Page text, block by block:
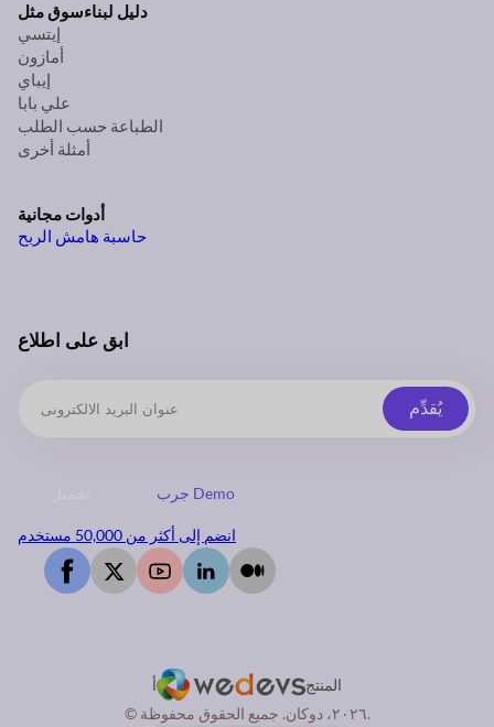
دليل لبناءسوق مثل
إيتسي
أمازون
إيباي
علي بابا
الطباعة حسب الطلب
أمثلة أخرى
أدوات مجانية
حاسبة هامش الربح
ابق على اطلاع
يُقدِّم
جرب Demo
انضم إلى أكثر من 50,000 مستخدم
أ
المنتج
© ٢٠٢٦، دوكان. جميع الحقوق محفوظة.